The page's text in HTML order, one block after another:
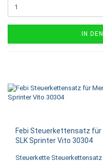
IN
Febi Steuerkettensatz für
SLK Sprinter Vito 30304
Steuerkette